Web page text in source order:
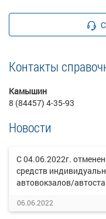
Контакты
Камышин
8 (84457) 4-35-93
Новости
С 04.06.2022г.
средств
автовокзалов/
06.06.2022